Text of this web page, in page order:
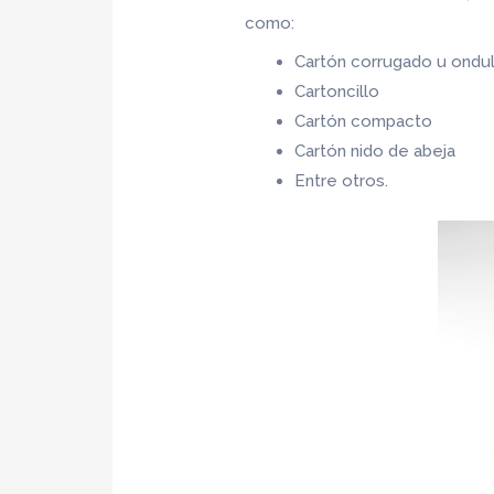
como:
Cartón corrugado u
Cartoncillo
Cartón compacto
Cartón nido de abeja
Entre otros.